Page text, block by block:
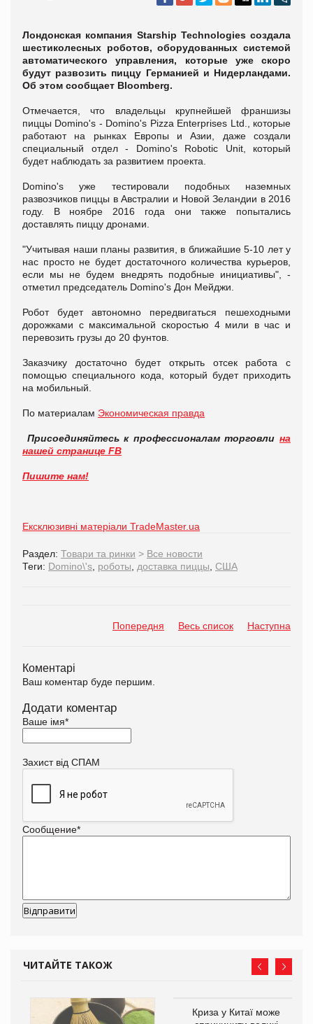
Лондонская компания Starship Technologies создала
шестиколесных роботов, оборудованных системой
автоматического управления, которые уже скоро
будут развозить пиццу Германией и Нидерландами.
Об этом сообщает Bloomberg.
Отмечается, что владельцы крупнейшей франшизы
пиццы Domino's - Domino's Pizza Enterprises Ltd., которые
работают на рынках Европы и Азии, даже создали
специальный отдел - Domino's Robotic Unit, который
будет наблюдать за развитием проекта.
Domino's уже тестировали подобных наземных
развозчиков пиццы в Австралии и Новой Зеландии в 2016
году. В ноябре 2016 года они также попытались
доставлять пиццу дронами.
"Учитывая наши планы развития, в ближайшие 5-10 лет у
нас просто не будет достаточного количества курьеров,
если мы не будем внедрять подобные инициативы", -
отметил председатель Domino's Дон Мейджи.
Робот будет автономно передвигаться пешеходными
дорожками с максимальной скоростью 4 мили в час и
перевозить грузы до 20 фунтов.
Заказчику достаточно будет открыть отсек работа с
помощью специального кода, который будет приходить
на мобильный.
По материалам Экономическая правда
Присоединяйтесь к профессионалам торговли на
нашей странице FB
Пишите нам!
Ексклюзивні матеріали TradeMaster.ua
Раздел: Товари та ринки > Все новости
Теги: Domino\'s роботы доставка пиццы США
Попередня Весь список Наступна
Коментарі
Ваш коментар буде першим.
Додати коментар
Ваше імя*
Захист від СПАМ
Сообщение*
ЧИТАЙТЕ ТАКОЖ
Криза у Китаї може